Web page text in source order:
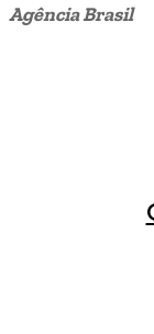
Agência Brasil